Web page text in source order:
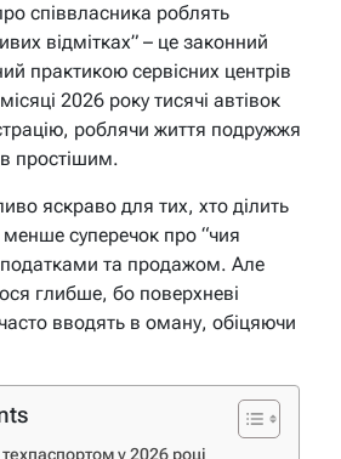
співвласника роблять
відмітках” – це законний
практикою сервісних центрів
2026 року тисячі автівок
роблячи життя подружжя
простішим.
яскраво для тих, хто ділить
суперечок про “чия
та продажом. Але
глибше, бо поверхневі
вводять в оману, обіцяючи